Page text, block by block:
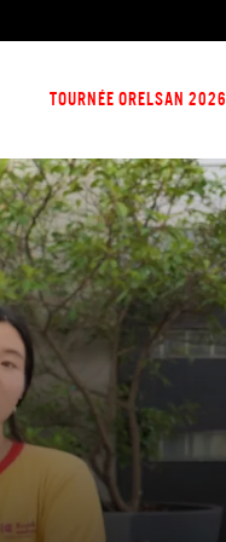
TOURNÉE ORELSAN 2026